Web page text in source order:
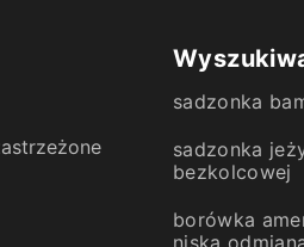
sadzonka
sadzonka
bezkolcowej
borówka
niska